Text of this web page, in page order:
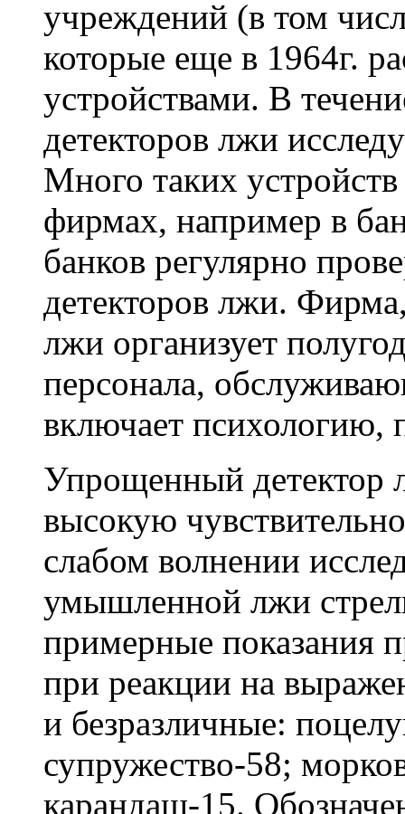
учреждений (в том
которые еще в 1964г.
устройствами. В
детекторов лжи
Много таких
фирмах, например в
банков регулярно
детекторов лжи.
лжи организует
персонала,
включает психологию,
Упрощенный детектор
высокую
слабом волнении
умышленной лжи
примерные показания
при реакции на
и безразличные:
супружество-58;
карандаш-15.